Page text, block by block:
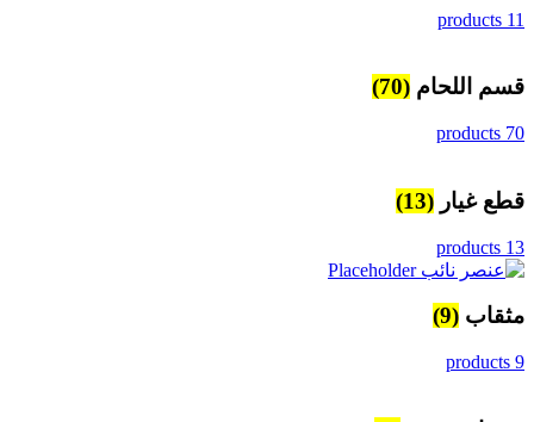
11 products
قسم اللحام (70)
70 products
قطع غيار (13)
13 products
مثقاب (9)
9 products